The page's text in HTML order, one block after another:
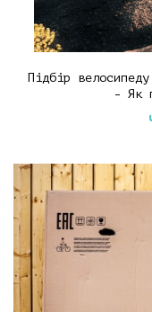
Підбір
- Як